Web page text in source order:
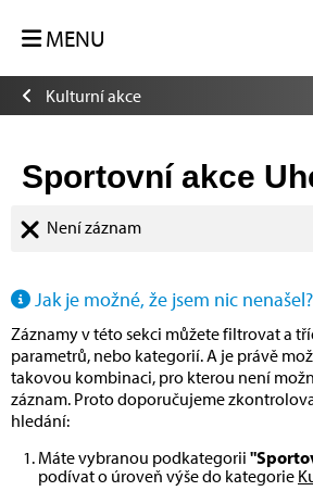
MENU
Kulturní akce
Sportovní akce
Není záznam
Jak je možné, že jsem nic nenašel?
Záznamy v této sekci můžete filtrovat a
parametrů, nebo kategorií. A je právě
takovou kombinaci, pro kterou není
záznam. Proto doporučujeme
hledání:
Máte vybranou podkategorii
podívat o úroveň výše do kategorie